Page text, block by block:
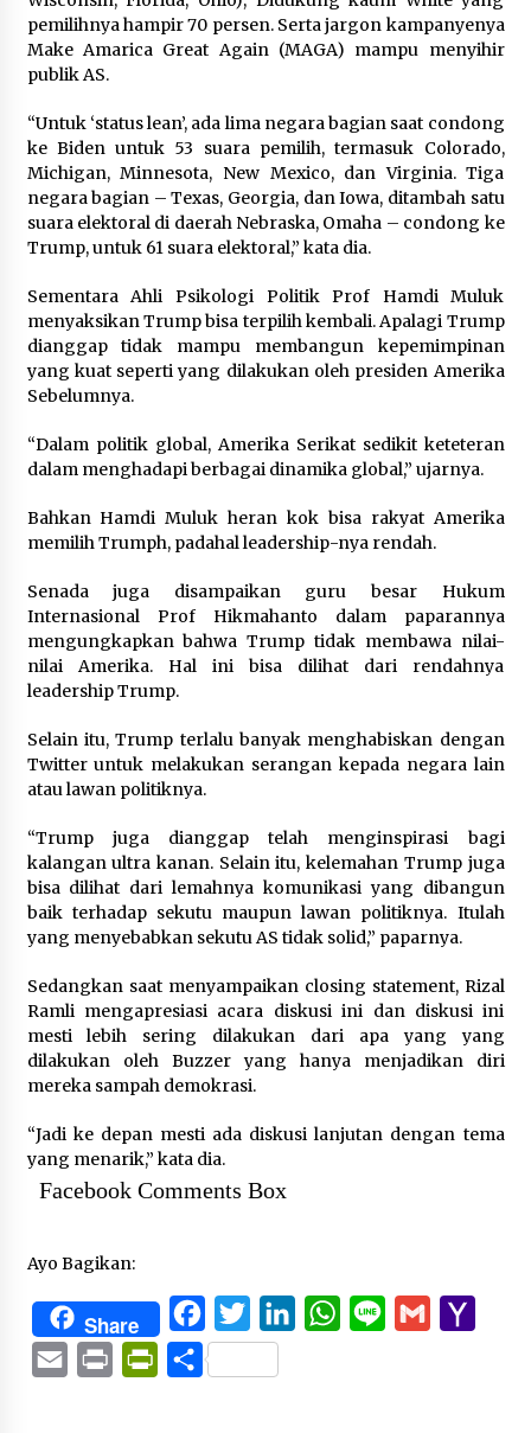
pemilihnya hampir 70 persen. Serta jargon kampanyenya
Make Amarica Great Again (MAGA) mampu menyihir
publik AS.
“Untuk ‘status lean’, ada lima negara bagian saat condong
ke Biden untuk 53 suara pemilih, termasuk Colorado,
Michigan, Minnesota, New Mexico, dan Virginia. Tiga
negara bagian – Texas, Georgia, dan Iowa, ditambah satu
suara elektoral di daerah Nebraska, Omaha – condong ke
Trump, untuk 61 suara elektoral,” kata dia.
Sementara Ahli Psikologi Politik Prof Hamdi Muluk
menyaksikan Trump bisa terpilih kembali. Apalagi Trump
dianggap tidak mampu membangun kepemimpinan
yang kuat seperti yang dilakukan oleh presiden Amerika
Sebelumnya.
“Dalam politik global, Amerika Serikat sedikit keteteran
dalam menghadapi berbagai dinamika global,” ujarnya.
Bahkan Hamdi Muluk heran kok bisa rakyat Amerika
memilih Trumph, padahal leadership-nya rendah.
Senada juga disampaikan guru besar Hukum
Internasional Prof Hikmahanto dalam paparannya
mengungkapkan bahwa Trump tidak membawa nilai-
nilai Amerika. Hal ini bisa dilihat dari rendahnya
leadership Trump.
Selain itu, Trump terlalu banyak menghabiskan dengan
Twitter untuk melakukan serangan kepada negara lain
atau lawan politiknya.
“Trump juga dianggap telah menginspirasi bagi
kalangan ultra kanan. Selain itu, kelemahan Trump juga
bisa dilihat dari lemahnya komunikasi yang dibangun
baik terhadap sekutu maupun lawan politiknya. Itulah
yang menyebabkan sekutu AS tidak solid,” paparnya.
Sedangkan saat menyampaikan closing statement, Rizal
Ramli mengapresiasi acara diskusi ini dan diskusi ini
mesti lebih sering dilakukan dari apa yang yang
dilakukan oleh Buzzer yang hanya menjadikan diri
mereka sampah demokrasi.
“Jadi ke depan mesti ada diskusi lanjutan dengan tema
yang menarik,” kata dia.
Facebook Comments Box
Ayo Bagikan:
Share FacebookTwitterLinkedInWhatsApp
Line Gmail
Email Print PrintFriendly
Share